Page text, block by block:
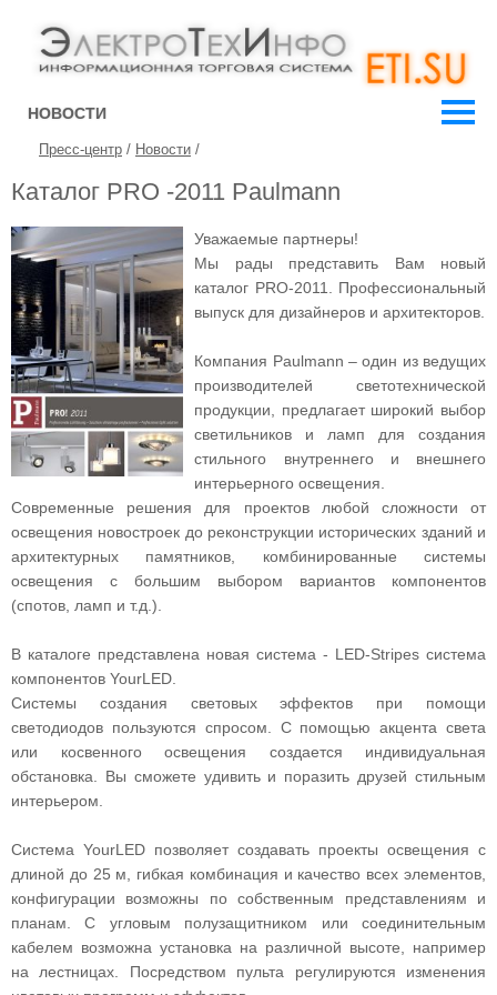
НОВОСТИ
Пресс-центр / Новости /
Каталог PRO -2011 Paulmann
Уважаемые партнеры!
Мы рады представить Вам новый
каталог PRO-2011. Профессиональный
выпуск для дизайнеров и архитекторов.
Компания Paulmann – один из ведущих
производителей светотехнической
продукции, предлагает широкий выбор
светильников и ламп для создания
стильного внутреннего и внешнего
интерьерного освещения.
Современные решения для проектов любой сложности от
освещения новостроек до реконструкции исторических зданий и
архитектурных памятников, комбинированные системы
освещения с большим выбором вариантов компонентов
(спотов, ламп и т.д.).
В каталоге представлена новая система - LED-Stripes система
компонентов YourLED.
Системы создания световых эффектов при помощи
светодиодов пользуются спросом. С помощью акцента света
или косвенного освещения создается индивидуальная
обстановка. Вы сможете удивить и поразить друзей стильным
интерьером.
Система YourLED позволяет создавать проекты освещения с
длиной до 25 м, гибкая комбинация и качество всех элементов,
конфигурации возможны по собственным представлениям и
планам. С угловым полузащитником или соединительным
кабелем возможна установка на различной высоте, например
на лестницах. Посредством пульта регулируются изменения